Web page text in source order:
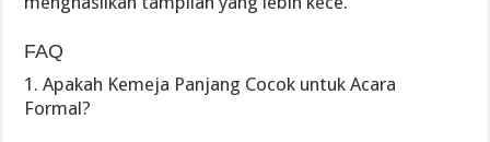
FAQ
1. Apakah Kemeja Panjang Cocok untuk Acara
Formal?